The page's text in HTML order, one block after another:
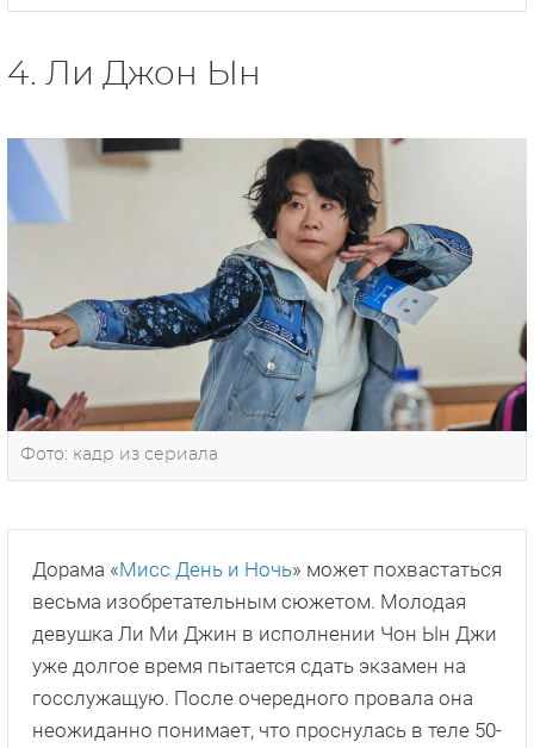
4. Ли Джон Ын
Фото: кадр из сериала
Дорама «Мисс День и Ночь» может похвастаться
весьма изобретательным сюжетом. Молодая
девушка Ли Ми Джин в исполнении Чон Ын Джи
уже долгое время пытается сдать экзамен на
госслужащую. После очередного провала она
неожиданно понимает, что проснулась в теле 50-